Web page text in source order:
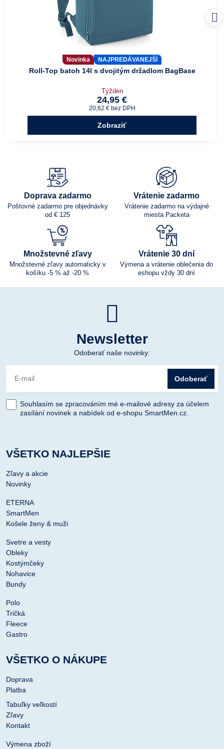
Novinka NAJPREDÁVANEJŠÍ
Roll-Top batoh 14l s dvojitým držadlom BagBase
Týžden
24,95 €
20,62 € bez DPH
Zobraziť
Doprava zadarmo
Poštovné zadarmo pre objednávky
od € 125
Vrátenie zadarmo
Vrátenie zadarmo na výdajné
miesta Packeta
Množstevné zľavy
Množstevné zľavy automaticky v
košíku -5 % až -20 %
Vrátenie 30 dní
Výmena a vrátenie oblečenia do
eshopu vždy 30 dní
Newsletter
Odoberať naše novinky:
Odoberať
Souhlasím se zpracováním mé e-mailové adresy za účelem
zasílání novinek a nabídek od e-shopu SmartMen.cz.
VŠETKO NAJLEPŠIE
Zľavy a akcie
Novinky
ETERNA
SmartMen
Košele ženy & muži
Svetre a vesty
Obleky
Kostýmčeky
Nohavice
Bundy
Polo
Tričká
Fleece
Gastro
VŠETKO O NÁKUPE
Doprava
Platba
Tabuľky veľkostí
Zľavy
Kontakt
Výmena zboží